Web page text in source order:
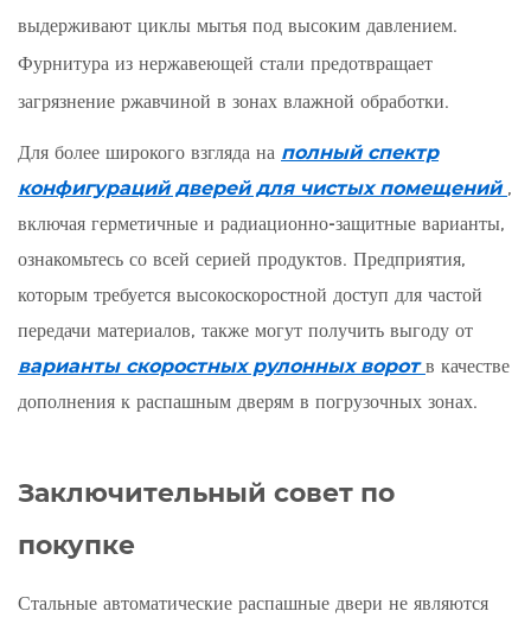
выдерживают циклы мытья под высоким давлением.
Фурнитура из нержавеющей стали предотвращает
загрязнение ржавчиной в зонах влажной обработки.
Для более широкого взгляда на полный спектр
конфигураций дверей для чистых помещений ,
включая герметичные и радиационно-защитные варианты,
ознакомьтесь со всей серией продуктов. Предприятия,
которым требуется высокоскоростной доступ для частой
передачи материалов, также могут получить выгоду от
варианты скоростных рулонных воротв качестве
дополнения к распашным дверям в погрузочных зонах.
Заключительный совет по
покупке
Стальные автоматические распашные двери не являются